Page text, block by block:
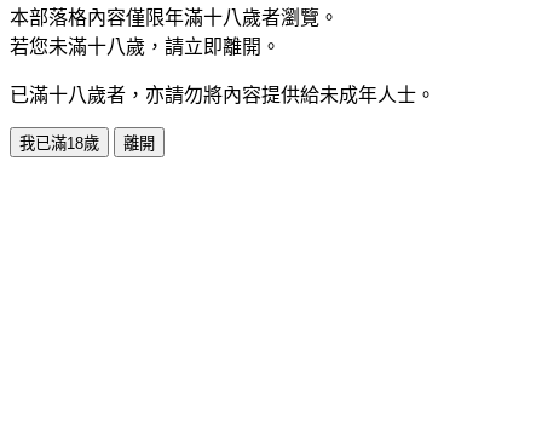
本部落格內容僅限年滿十八歲者瀏覽。
若您未滿十八歲，請立即離開。
已滿十八歲者，亦請勿將內容提供給未成年人士。
我已滿18歲 離開